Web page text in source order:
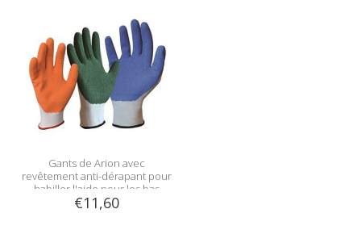
Gants de Arion avec
revêtement anti-dérapant pour
habiller l'aide pour les bas
€11,60